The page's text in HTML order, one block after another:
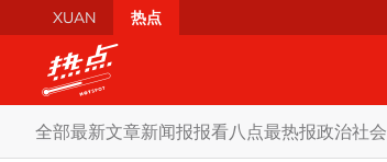
Skip to main content
XUAN 热点
全部最新文章新闻报报看八点最热报政治社会